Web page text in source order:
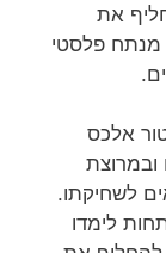
את
מנתח פלסטי
אלכס
ובמרוצת
לשחיקתו.
לימדו